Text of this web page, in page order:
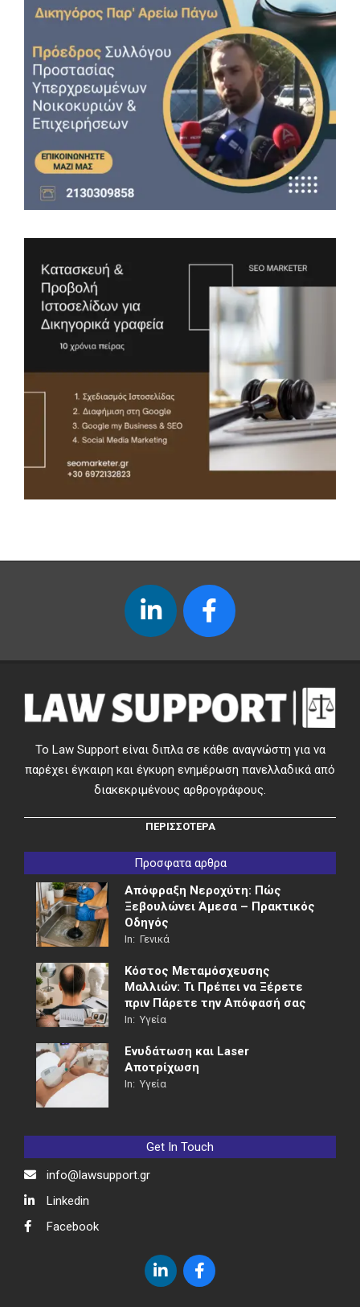
Το Law Support είναι διπλα σε κάθε αναγνώστη για να
παρέχει έγκαιρη και έγκυρη ενημέρωση πανελλαδικά από
διακεκριμένους αρθρογράφους.
ΠΕΡΙΣΣΟΤΕΡΑ
Προσφατα αρθρα
Απόφραξη Νεροχύτη: Πώς
Ξεβουλώνει Άμεσα – Πρακτικός
Οδηγός
In: Γενικά
Κόστος Μεταμόσχευσης
Μαλλιών: Τι Πρέπει να Ξέρετε
πριν Πάρετε την Απόφασή σας
In: Υγεία
Ενυδάτωση και Laser
Αποτρίχωση
In: Υγεία
Get In Touch
info@lawsupport.gr
Linkedin
Facebook